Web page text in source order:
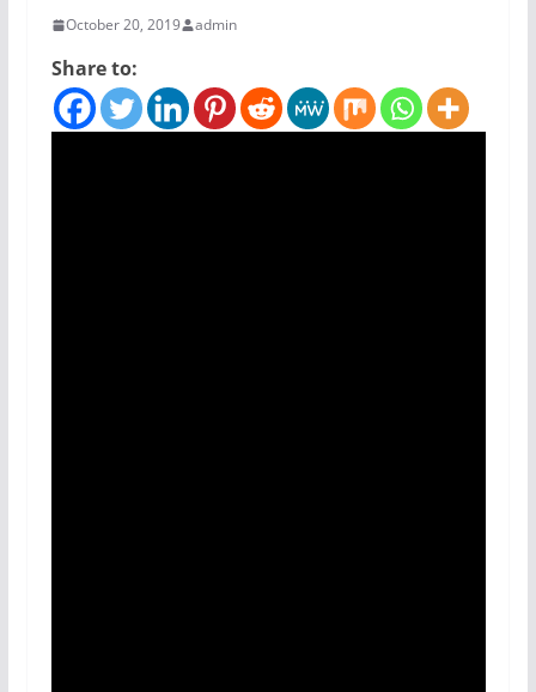
October 20, 2019 admin
Share to: